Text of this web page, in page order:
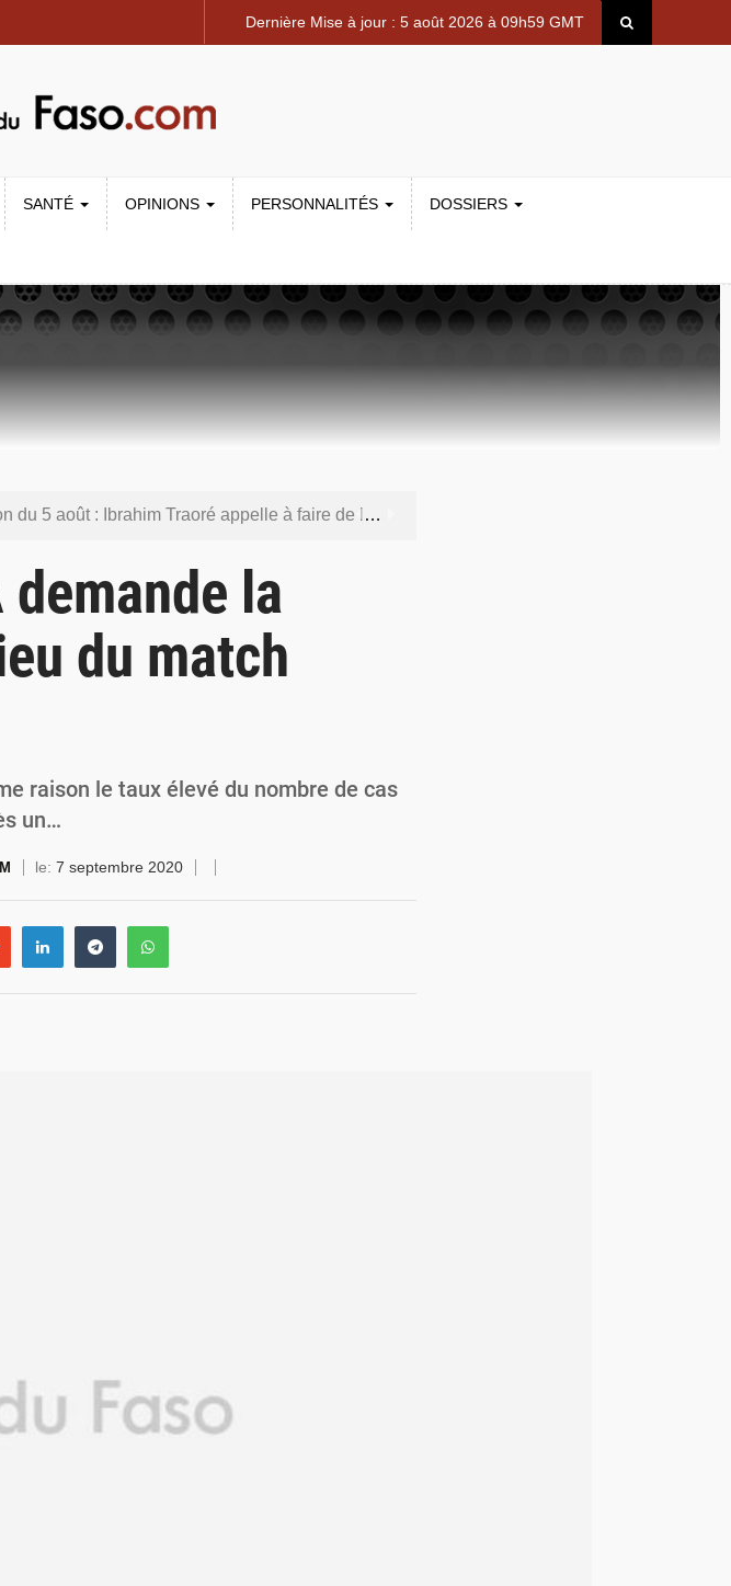
Dernière Mise à jour : 5 août 2026 à 09h59 GMT
SANTÉ OPINIONS PERSONNALITÉS DOSSIERS
Traoré appelle à faire de la Révolution progressiste populaire le socle de la souveraineté nationale
Ibrahim Traoré appelle à une mobilisation totale pour la souveraineté nationale
verbalisation enregistre plus de 1 000 infractions en douze heures
de blé à 3,1 milliards FCFA en construction pour renforcer la production locale
demande la
du match
raison le taux élevé du nombre de cas
un…
le: 7 septembre 2020